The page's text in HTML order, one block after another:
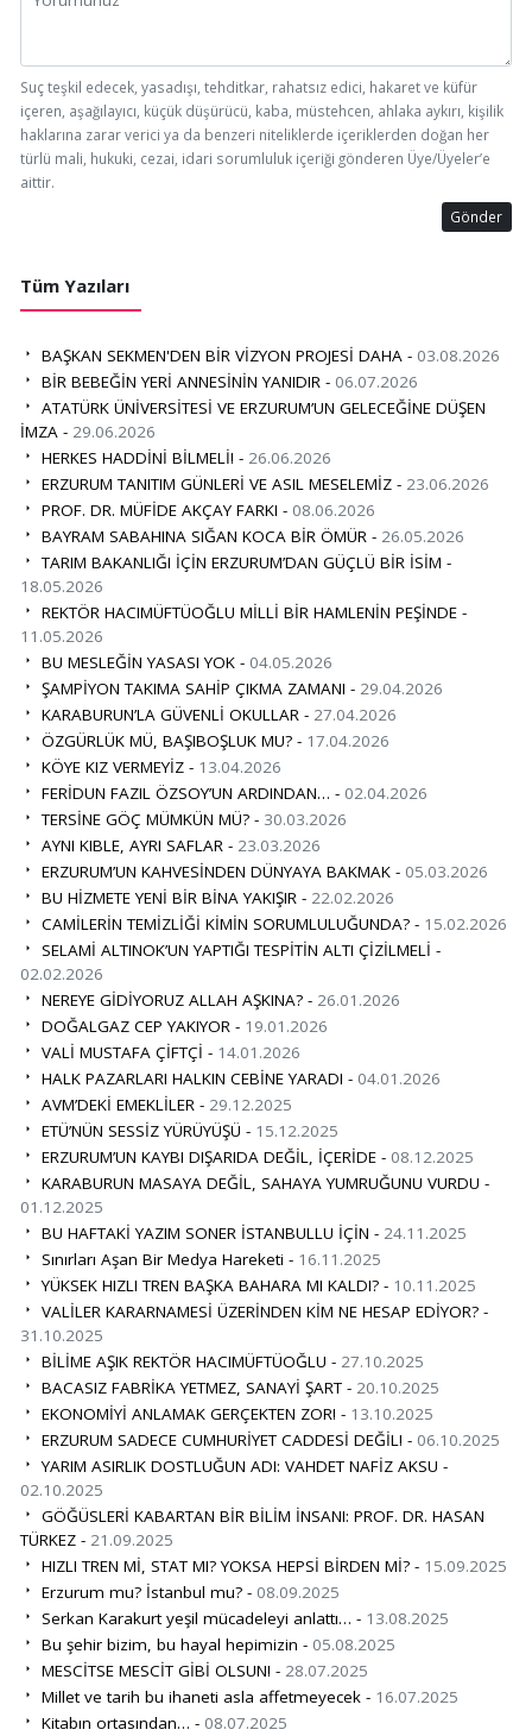
Suç teşkil edecek, yasadışı, tehditkar, rahatsız edici, hakaret ve küfür
içeren, aşağılayıcı, küçük düşürücü, kaba, müstehcen, ahlaka aykırı, kişilik
haklarına zarar verici ya da benzeri niteliklerde içeriklerden doğan her
türlü mali, hukuki, cezai, idari sorumluluk içeriği gönderen Üye/Üyeler’e
aittir.
Gönder
Tüm Yazıları
BAŞKAN SEKMEN'DEN BİR VİZYON PROJESİ DAHA - 03.08.2026
BİR BEBEĞİN YERİ ANNESİNİN YANIDIR - 06.07.2026
ATATÜRK ÜNİVERSİTESİ VE ERZURUM’UN GELECEĞİNE DÜŞEN
İMZA - 29.06.2026
HERKES HADDİNİ BİLMELİ! - 26.06.2026
ERZURUM TANITIM GÜNLERİ VE ASIL MESELEMİZ - 23.06.2026
PROF. DR. MÜFİDE AKÇAY FARKI - 08.06.2026
BAYRAM SABAHINA SIĞAN KOCA BİR ÖMÜR - 26.05.2026
TARIM BAKANLIĞI İÇİN ERZURUM’DAN GÜÇLÜ BİR İSİM -
18.05.2026
REKTÖR HACIMÜFTÜOĞLU MİLLİ BİR HAMLENİN PEŞİNDE -
11.05.2026
BU MESLEĞİN YASASI YOK - 04.05.2026
ŞAMPİYON TAKIMA SAHİP ÇIKMA ZAMANI - 29.04.2026
KARABURUN’LA GÜVENLİ OKULLAR - 27.04.2026
ÖZGÜRLÜK MÜ, BAŞIBOŞLUK MU? - 17.04.2026
KÖYE KIZ VERMEYİZ - 13.04.2026
FERİDUN FAZIL ÖZSOY’UN ARDINDAN… - 02.04.2026
TERSİNE GÖÇ MÜMKÜN MÜ? - 30.03.2026
AYNI KIBLE, AYRI SAFLAR - 23.03.2026
ERZURUM’UN KAHVESİNDEN DÜNYAYA BAKMAK - 05.03.2026
BU HİZMETE YENİ BİR BİNA YAKIŞIR - 22.02.2026
CAMİLERİN TEMİZLİĞİ KİMİN SORUMLULUĞUNDA? - 15.02.2026
SELAMİ ALTINOK’UN YAPTIĞI TESPİTİN ALTI ÇİZİLMELİ -
02.02.2026
NEREYE GİDİYORUZ ALLAH AŞKINA? - 26.01.2026
DOĞALGAZ CEP YAKIYOR - 19.01.2026
VALİ MUSTAFA ÇİFTÇİ - 14.01.2026
HALK PAZARLARI HALKIN CEBİNE YARADI - 04.01.2026
AVM’DEKİ EMEKLİLER - 29.12.2025
ETÜ’NÜN SESSİZ YÜRÜYÜŞÜ - 15.12.2025
ERZURUM’UN KAYBI DIŞARIDA DEĞİL, İÇERİDE - 08.12.2025
KARABURUN MASAYA DEĞİL, SAHAYA YUMRUĞUNU VURDU -
01.12.2025
BU HAFTAKİ YAZIM SONER İSTANBULLU İÇİN - 24.11.2025
Sınırları Aşan Bir Medya Hareketi - 16.11.2025
YÜKSEK HIZLI TREN BAŞKA BAHARA MI KALDI? - 10.11.2025
VALİLER KARARNAMESİ ÜZERİNDEN KİM NE HESAP EDİYOR? -
31.10.2025
BİLİME AŞIK REKTÖR HACIMÜFTÜOĞLU - 27.10.2025
BACASIZ FABRİKA YETMEZ, SANAYİ ŞART - 20.10.2025
EKONOMİYİ ANLAMAK GERÇEKTEN ZOR! - 13.10.2025
ERZURUM SADECE CUMHURİYET CADDESİ DEĞİL! - 06.10.2025
YARIM ASIRLIK DOSTLUĞUN ADI: VAHDET NAFİZ AKSU -
02.10.2025
GÖĞÜSLERİ KABARTAN BİR BİLİM İNSANI: PROF. DR. HASAN
TÜRKEZ - 21.09.2025
HIZLI TREN Mİ, STAT MI? YOKSA HEPSİ BİRDEN Mİ? - 15.09.2025
Erzurum mu? İstanbul mu? - 08.09.2025
Serkan Karakurt yeşil mücadeleyi anlattı… - 13.08.2025
Bu şehir bizim, bu hayal hepimizin - 05.08.2025
MESCİTSE MESCİT GİBİ OLSUN! - 28.07.2025
Millet ve tarih bu ihaneti asla affetmeyecek - 16.07.2025
Kitabın ortasından… - 08.07.2025